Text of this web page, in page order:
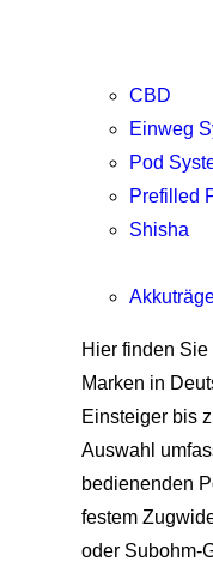
CBD
Einweg
Pod
Prefilled
Shisha
Hier finden
Marken in
Einsteiger bis
Auswahl
bedienenden
festem
oder Subohm-